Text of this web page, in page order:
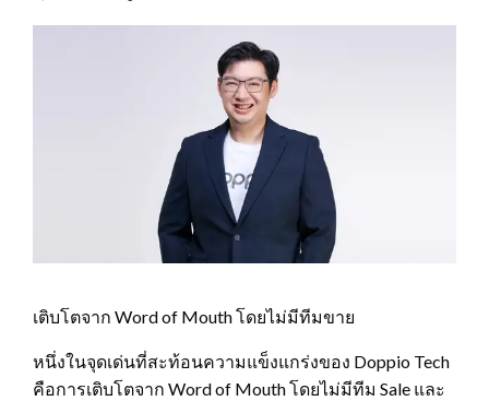
เติบโตจาก Word of Mouth โดยไม่มีทีมขาย
หนึ่งในจุดเด่นที่สะท้อนความแข็งแกร่งของ Doppio Tech
คือการเติบโตจาก Word of Mouth โดยไม่มีทีม Sale และ